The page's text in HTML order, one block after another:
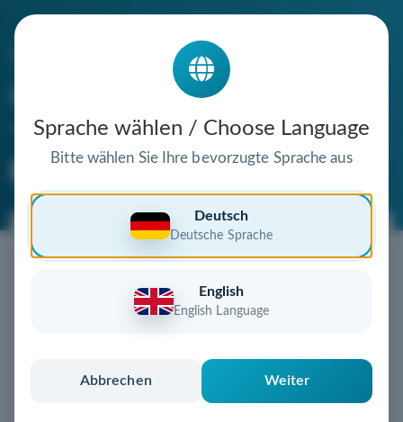
Sprache wählen / Choose Language
Bitte wählen Sie Ihre bevorzugte Sprache aus
Deutsch
Deutsche Sprache
English
English Language
Abbrechen Weiter
ge-we.de
steht zum Verkauf
Jetzt diese Wunschdomain
Diese Domain könnte schon bald Ihnen gehören!
Schnell, sicher und unkompliziert zur eigenen